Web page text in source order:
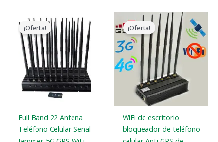
¡Oferta!
Full Band 22 Antena
Teléfono Celular Señal
precio
original
era:
$1,519.00.
precio
actual
es:
$789.88.
¡Oferta!
WiFi de escritorio
bloqueador de teléfono
El
precio
original
era:
$899.00.
El
precio
actual
es:
$508.99.